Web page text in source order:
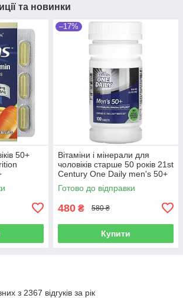
та новинки
50+
–17%
Вітаміни і мінерали для
чоловіків старше 50 років 21st
Century One Daily men's 50+
(100 таблеток.)
Готово до відправки
480 ₴ 580 ₴
Купити
з 2367 відгуків за рік